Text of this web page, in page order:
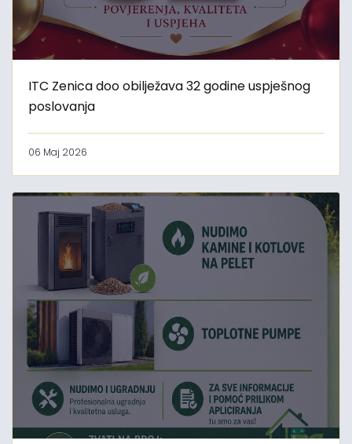
ITC Zenica doo obilježava 32 godine uspješnog
poslovanja
06 Maj 2026